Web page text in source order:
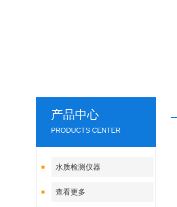
产品中心
PRODUCTS CENTER
水质检测仪器
查看更多